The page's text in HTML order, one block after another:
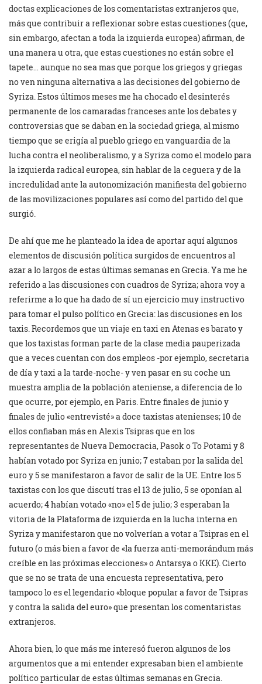
doctas explicaciones de los comentaristas extranjeros que,
más que contribuir a reflexionar sobre estas cuestiones (que,
sin embargo, afectan a toda la izquierda europea) afirman, de
una manera u otra, que estas cuestiones no están sobre el
tapete… aunque no sea mas que porque los griegos y griegas
no ven ninguna alternativa a las decisiones del gobierno de
Syriza. Estos últimos meses me ha chocado el desinterés
permanente de los camaradas franceses ante los debates y
controversias que se daban en la sociedad griega, al mismo
tiempo que se erigía al pueblo griego en vanguardia de la
lucha contra el neoliberalismo, y a Syriza como el modelo para
la izquierda radical europea, sin hablar de la ceguera y de la
incredulidad ante la autonomización manifiesta del gobierno
de las movilizaciones populares así como del partido del que
surgió.
De ahí que me he planteado la idea de aportar aquí algunos
elementos de discusión política surgidos de encuentros al
azar a lo largos de estas últimas semanas en Grecia. Ya me he
referido a las discusiones con cuadros de Syriza; ahora voy a
referirme a lo que ha dado de sí un ejercicio muy instructivo
para tomar el pulso político en Grecia: las discusiones en los
taxis. Recordemos que un viaje en taxi en Atenas es barato y
que los taxistas forman parte de la clase media pauperizada
que a veces cuentan con dos empleos -por ejemplo, secretaria
de día y taxi a la tarde-noche- y ven pasar en su coche un
muestra amplia de la población ateniense, a diferencia de lo
que ocurre, por ejemplo, en Paris. Entre finales de junio y
finales de julio «entrevisté» a doce taxistas atenienses; 10 de
ellos confiaban más en Alexis Tsipras que en los
representantes de Nueva Democracia, Pasok o To Potami y 8
habían votado por Syriza en junio; 7 estaban por la salida del
euro y 5 se manifestaron a favor de salir de la UE. Entre los 5
taxistas con los que discutí tras el 13 de julio, 5 se oponían al
acuerdo; 4 habían votado «no» el 5 de julio; 3 esperaban la
vitoria de la Plataforma de izquierda en la lucha interna en
Syriza y manifestaron que no volverían a votar a Tsipras en el
futuro (o más bien a favor de «la fuerza anti-memorándum más
creíble en las próximas elecciones» o Antarsya o KKE). Cierto
que se no se trata de una encuesta representativa, pero
tampoco lo es el legendario «bloque popular a favor de Tsipras
y contra la salida del euro» que presentan los comentaristas
extranjeros.
Ahora bien, lo que más me interesó fueron algunos de los
argumentos que a mi entender expresaban bien el ambiente
político particular de estas últimas semanas en Grecia.